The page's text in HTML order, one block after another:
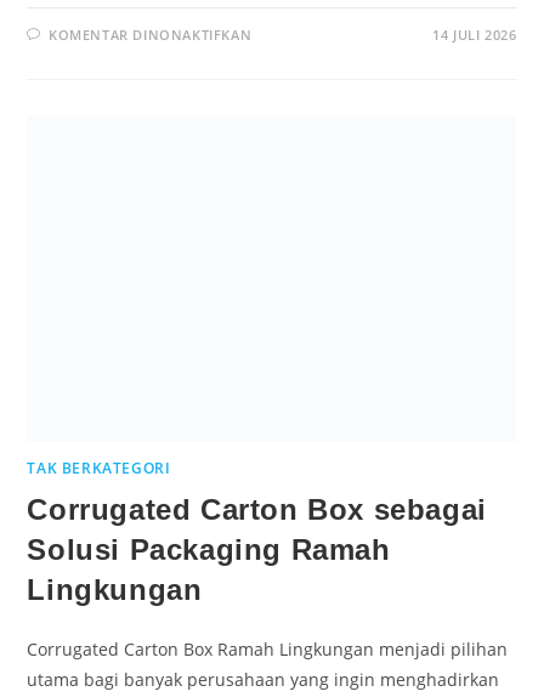
KOMENTAR DINONAKTIFKAN 14 JULI 2026
TAK BERKATEGORI
Corrugated Carton Box sebagai
Solusi Packaging Ramah
Lingkungan
Corrugated Carton Box Ramah Lingkungan menjadi pilihan
utama bagi banyak perusahaan yang ingin menghadirkan